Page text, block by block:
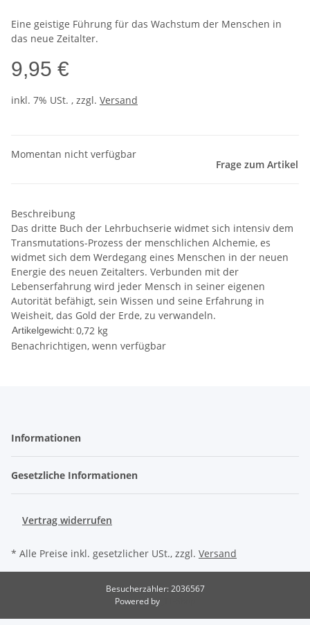
Eine geistige Führung für das Wachstum der Menschen in
das neue Zeitalter.
9,95 €
inkl. 7% USt. , zzgl. Versand
Momentan nicht verfügbar
Frage zum Artikel
Beschreibung
Das dritte Buch der Lehrbuchserie widmet sich intensiv dem
Transmutations-Prozess der menschlichen Alchemie, es
widmet sich dem Werdegang eines Menschen in der neuen
Energie des neuen Zeitalters. Verbunden mit der
Lebenserfahrung wird jeder Mensch in seiner eigenen
Autorität befähigt, sein Wissen und seine Erfahrung in
Weisheit, das Gold der Erde, zu verwandeln.
Artikelgewicht:0,72 kg
Benachrichtigen, wenn verfügbar
Informationen
Gesetzliche Informationen
Vertrag widerrufen
* Alle Preise inkl. gesetzlicher USt., zzgl. Versand
Besucherzähler: 2036567
Powered by